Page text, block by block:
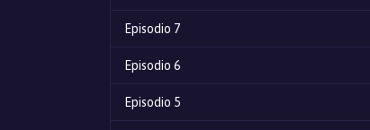
Episodio 7
Episodio 6
Episodio 5